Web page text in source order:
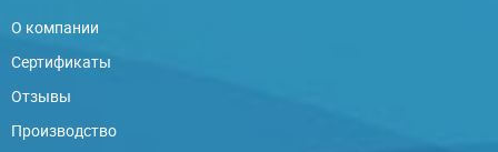
О компании
Сертификаты
Отзывы
Производство